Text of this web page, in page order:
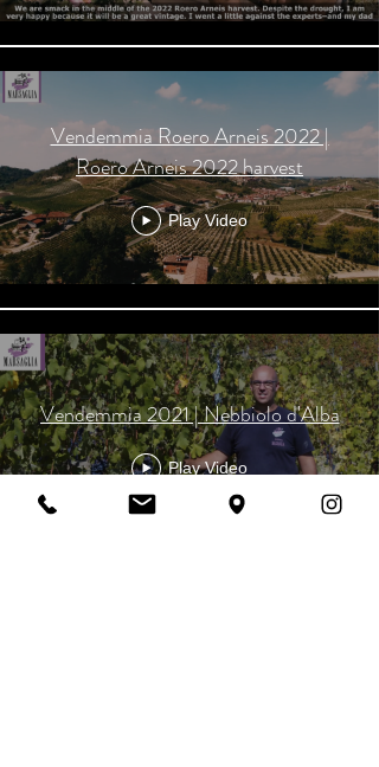
Vendemmia Roero Arneis 2022 |
Roero Arneis 2022 harvest
Play Video
Vendemmia 2021 | Nebbiolo d'Alba
Play Video